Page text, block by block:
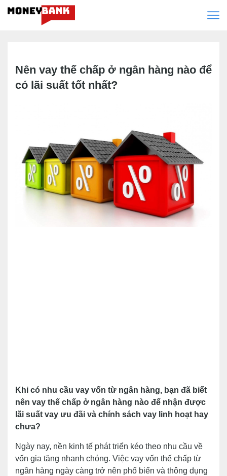
Nên vay thế chấp ở ngân hàng nào để
có lãi suất tốt nhất?
Khi có nhu cầu vay vốn từ ngân hàng, bạn đã biết
nên vay thế chấp ở ngân hàng nào để nhận được
lãi suất vay ưu đãi và chính sách vay linh hoạt hay
chưa?
Ngày nay, nền kinh tế phát triển kéo theo nhu cầu về
vốn gia tăng nhanh chóng. Việc vay vốn thế chấp từ
ngân hàng ngày càng trở nên phổ biến và thông dụng